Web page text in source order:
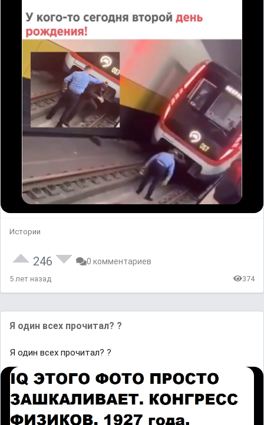
Истории
246 0 комментариев
5 лет назад 374
Я один всех прочитал? ?
Я один всех прочитал? ?